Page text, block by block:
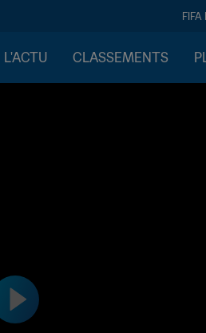
FIFA
L'ACTU CLASSEMENTS